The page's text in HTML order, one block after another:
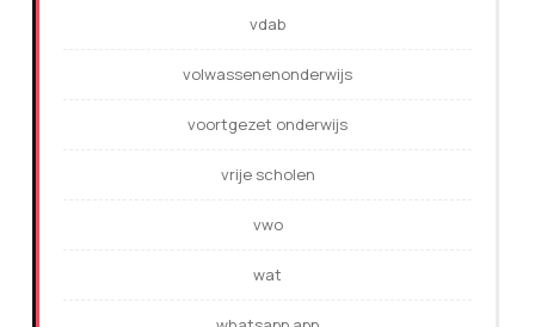
vdab
volwassenenonderwijs
voortgezet onderwijs
vrije scholen
vwo
wat